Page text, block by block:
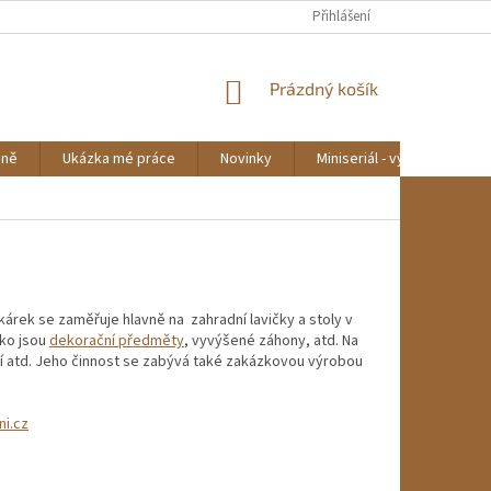
Přihlášení
NÁKUPNÍ
Prázdný košík
Ukázka mé práce Novinky Miniseriál - výroba lavičky
se zaměřuje hlavně na zahradní lavičky a stoly v
jsou dekorační předměty, vyvýšené záhony, atd. Na
Jeho činnost se zabývá také zakázkovou výrobou